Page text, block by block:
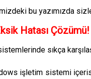
bu yazımızda
Hatası
sıkça
işletim sistemi